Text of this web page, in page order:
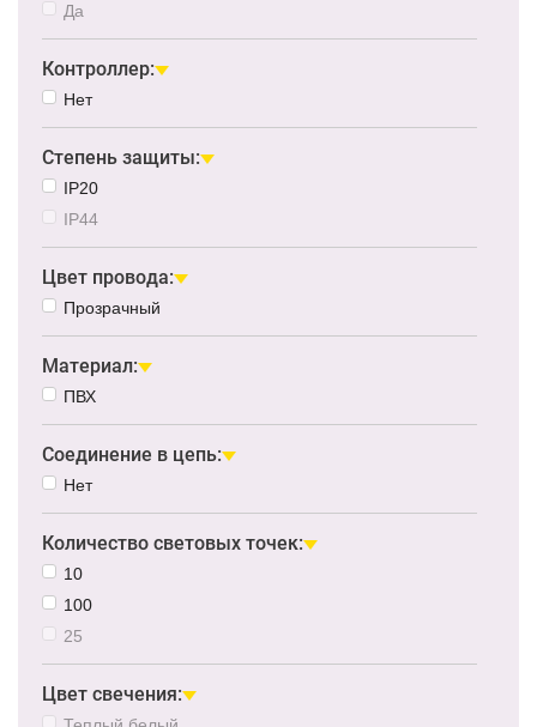
Да
Контроллер:
Нет
Степень защиты:
IP20
IP44
Цвет провода:
Прозрачный
Материал:
ПВХ
Соединение в цепь:
Нет
Количество световых точек:
10
100
25
Цвет свечения: